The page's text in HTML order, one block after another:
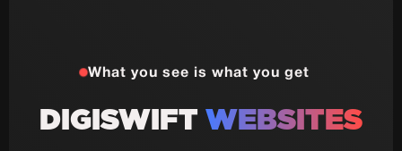
What you see is what you get
DIGISWIFT WEBSITES